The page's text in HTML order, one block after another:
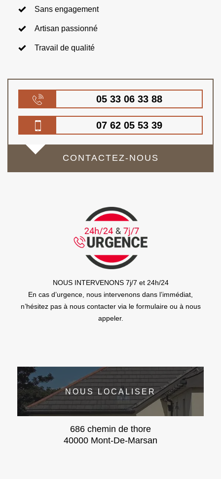
Sans engagement
Artisan passionné
Travail de qualité
05 33 06 33 88
07 62 05 53 39
CONTACTEZ-NOUS
NOUS INTERVENONS 7j/7 et 24h/24
En cas d’urgence, nous intervenons dans l’immédiat,
n’hésitez pas à nous contacter via le formulaire ou à nous
appeler.
NOUS LOCALISER
686 chemin de thore
40000 Mont-De-Marsan